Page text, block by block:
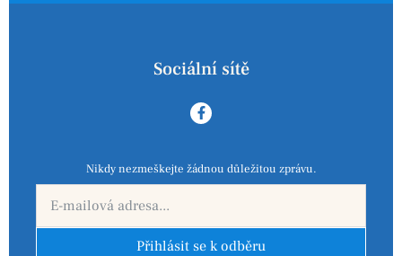
Sociální sítě
Nikdy nezmeškejte žádnou důležitou zprávu.
Přihlásit se k odběru